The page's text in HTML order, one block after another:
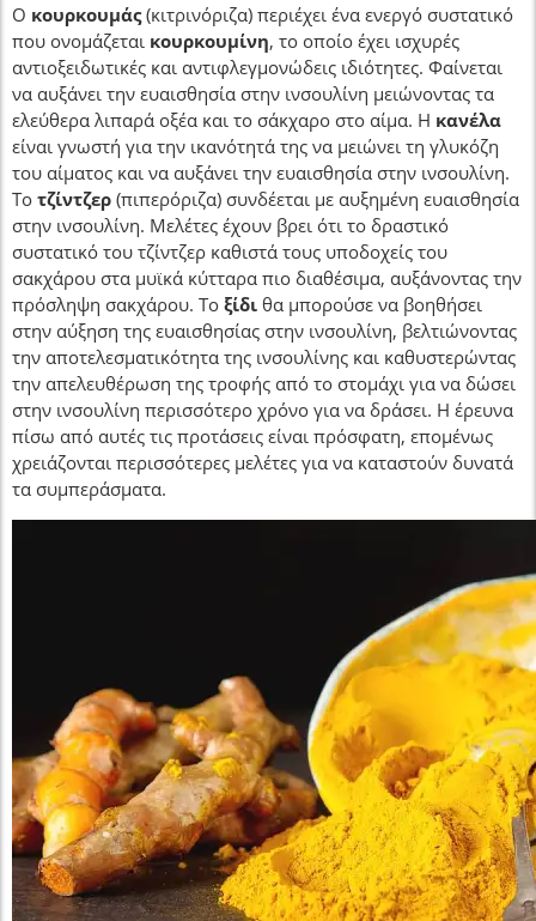
Ο κουρκουμάς(κιτρινόριζα) περιέχει ένα ενεργό συστατικό
που ονομάζεται κουρκουμίνη, το οποίο έχει ισχυρές
αντιοξειδωτικές και αντιφλεγμονώδεις ιδιότητες. Φαίνεται
να αυξάνει την ευαισθησία στην ινσουλίνη μειώνοντας τα
ελεύθερα λιπαρά οξέα και το σάκχαρο στο αίμα. Η κανέλα
είναι γνωστή για την ικανότητά της να μειώνει τη γλυκόζη
του αίματος και να αυξάνει την ευαισθησία στην ινσουλίνη.
Το τζίντζερ (πιπερόριζα) συνδέεται με αυξημένη ευαισθησία
στην ινσουλίνη. Μελέτες έχουν βρει ότι το δραστικό
συστατικό του τζίντζερ καθιστά τους υποδοχείς του
σακχάρου στα μυϊκά κύτταρα πιο διαθέσιμα, αυξάνοντας την
πρόσληψη σακχάρου. Το ξίδι θα μπορούσε να βοηθήσει
στην αύξηση της ευαισθησίας στην ινσουλίνη, βελτιώνοντας
την αποτελεσματικότητα της ινσουλίνης και καθυστερώντας
την απελευθέρωση της τροφής από το στομάχι για να δώσει
στην ινσουλίνη περισσότερο χρόνο για να δράσει. Η έρευνα
πίσω από αυτές τις προτάσεις είναι πρόσφατη, επομένως
χρειάζονται περισσότερες μελέτες για να καταστούν δυνατά
τα συμπεράσματα.